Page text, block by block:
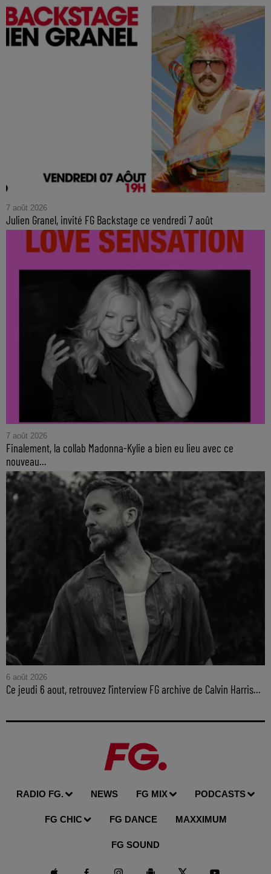
7 août 2026
Julien Granel, invité FG Backstage ce vendredi 7 août
7 août 2026
Finalement, la collab Madonna-Kylie a bien eu lieu avec ce
nouveau...
6 août 2026
Ce jeudi 6 aout, retrouvez l'interview FG archive de Calvin Harris...
RADIO FG. NEWS FG MIX PODCASTS
FG CHIC FG DANCE MAXXIMUM
FG SOUND